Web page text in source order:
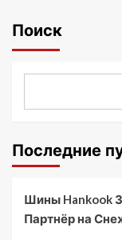
Поиск
Последние
Шины Hankook
Партнёр на